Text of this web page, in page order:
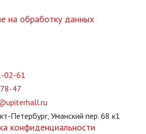
на обработку данных
02-61
47
Петербург, Уманский пер. 68 к1
конфиденциальности